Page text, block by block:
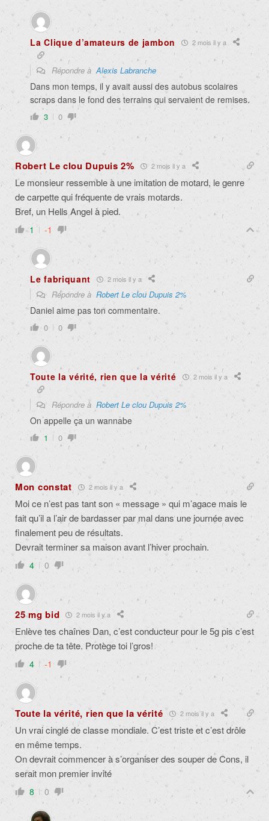
La Clique d’amateurs de jambon 2 mois il y a
Répondre àAlexis Labranche
Dans mon temps, il y avait aussi des autobus scolaires
scraps dans le fond des terrains qui servaient de remises.
3 0
Robert Le clou Dupuis 2% 2 mois il y a
Le monsieur ressemble à une imitation de motard, le genre
de carpette qui fréquente de vrais motards.
Bref, un Hells Angel à pied.
1 -1
Le fabriquant 2 mois il y a
Répondre à Robert Le clou Dupuis 2%
Daniel aime pas ton commentaire.
0 0
Toute la vérité, rien que la vérité 2 mois il y a
Répondre à Robert Le clou Dupuis 2%
On appelle ça un wannabe
1 0
Mon constat 2 mois il y a
Moi ce n’est pas tant son « message » qui m’agace mais le
fait qu’il a l’air de bardasser par mal dans une journée avec
finalement peu de résultats.
Devrait terminer sa maison avant l’hiver prochain.
4 0
25 mg bid 2 mois il y a
Enlève tes chaînes Dan, c’est conducteur pour le 5g pis c’est
proche de ta tête. Protège toi l’gros!
4 -1
Toute la vérité, rien que la vérité 2 mois il y a
Un vrai cinglé de classe mondiale. C’est triste et c’est drôle
en même temps.
On devrait commencer à s’organiser des souper de Cons, il
serait mon premier invité
8 0